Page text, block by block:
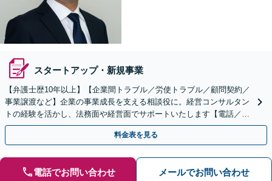
スタートアップ・新規事業
【弁護士歴10年以上】【企業間トラブル／労使トラブル／顧問契約／
事業譲渡など】企業の事業成長を支える相談役に。経営コンサルタン
トの経験を活かし、法務面や経営面でサポートいたします【電話／ビ
デオ面談OK】
料金表を見る
電話でお問い合わせ メールでお問い合わせ